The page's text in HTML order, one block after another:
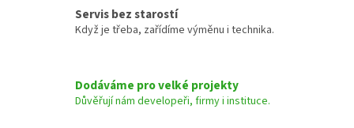
Servis bez starostí
Když je třeba, zařídíme výměnu i technika.
Dodáváme pro velké projekty
Důvěřují nám developeři, firmy i instituce.